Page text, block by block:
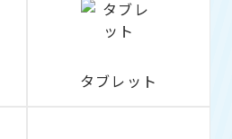
タブレット